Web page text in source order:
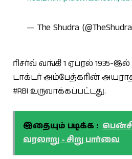
— The Shudra
ரிசர்வ் வங்கி 1 ஏப்ரல் 1935-இல்
டாக்டர் அம்பேத்கரின்
#RBI உருவாக்கப்பட்டது.
இதையும் படிக்க :
வரலாறு - சிறு பார்வை